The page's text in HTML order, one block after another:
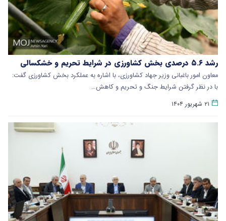
رشد ۵.۶ درصدی بخش کشاورزی در شرایط تحریم و خشکسالی
معاون امور باغبانی وزیر جهاد کشاورزی، با اشاره به عملکرد بخش کشاورزی گفت:
با در نظر گرفتن شرایط جنگ و تحریم و کاهش…
۲۱ شهریور ۱۴۰۴